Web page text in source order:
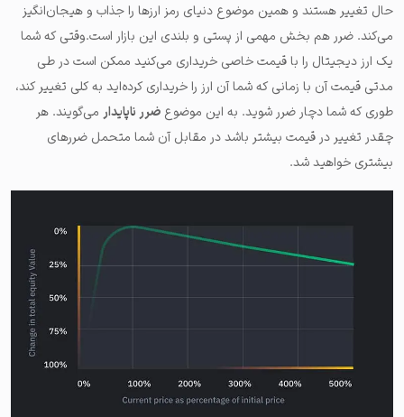
حال تغییر هستند و همین موضوع دنیای رمز ارزها را جذاب و هیجان‌انگیز
می‌کند. ضرر هم بخش مهمی از پستی و بلندی این بازار است.وقتی که شما
یک ارز دیجیتال را با قیمت خاصی خریداری می‌کنید ممکن است در طی
مدتی قیمت آن با زمانی که شما آن ارز را خریداری کرده‌اید به کلی تغییر کند،
طوری که شما دچار ضرر شوید. به این موضوع ضرر ناپایدار می‌گویند. هر
چقدر تغییر در قیمت بیشتر باشد در مقابل آن شما متحمل ضررهای
بیشتری خواهید شد.